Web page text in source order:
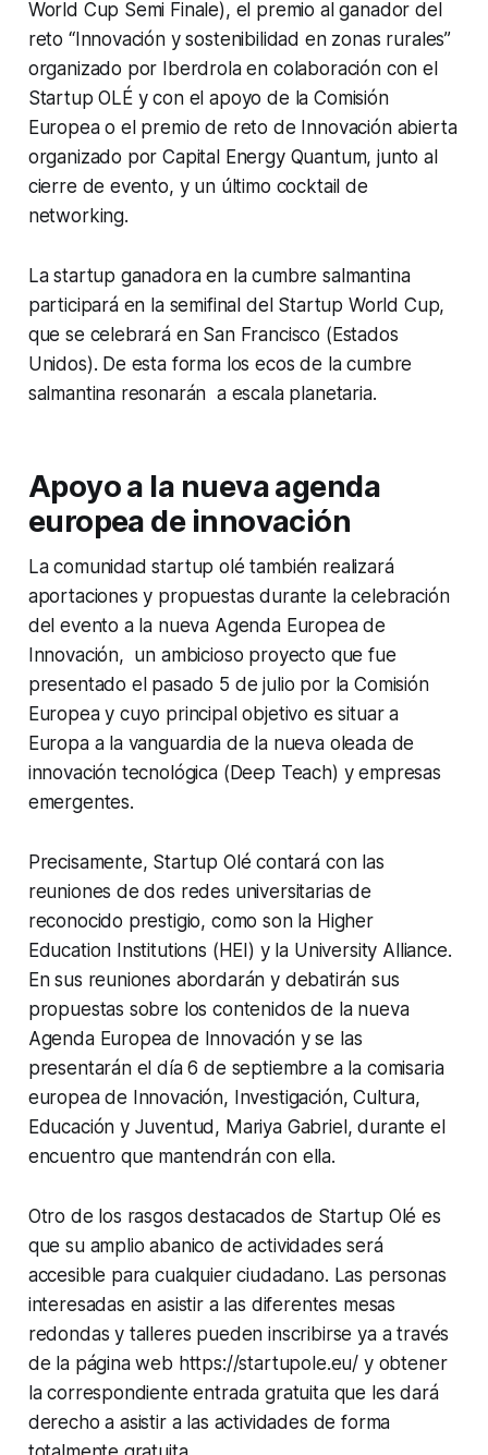
World Cup Semi Finale), el premio al ganador del
reto “Innovación y sostenibilidad en zonas rurales”
organizado por Iberdrola en colaboración con el
Startup OLÉ y con el apoyo de la Comisión
Europea o el premio de reto de Innovación abierta
organizado por Capital Energy Quantum, junto al
cierre de evento, y un último cocktail de
networking.
La startup ganadora en la cumbre salmantina
participará en la semifinal del Startup World Cup,
que se celebrará en San Francisco (Estados
Unidos). De esta forma los ecos de la cumbre
salmantina resonarán a escala planetaria.
Apoyo a la nueva agenda
europea de innovación
La comunidad startup olé también realizará
aportaciones y propuestas durante la celebración
del evento a la nueva Agenda Europea de
Innovación, un ambicioso proyecto que fue
presentado el pasado 5 de julio por la Comisión
Europea y cuyo principal objetivo es situar a
Europa a la vanguardia de la nueva oleada de
innovación tecnológica (Deep Teach) y empresas
emergentes.
Precisamente, Startup Olé contará con las
reuniones de dos redes universitarias de
reconocido prestigio, como son la Higher
Education Institutions (HEI) y la University Alliance.
En sus reuniones abordarán y debatirán sus
propuestas sobre los contenidos de la nueva
Agenda Europea de Innovación y se las
presentarán el día 6 de septiembre a la comisaria
europea de Innovación, Investigación, Cultura,
Educación y Juventud, Mariya Gabriel, durante el
encuentro que mantendrán con ella.
Otro de los rasgos destacados de Startup Olé es
que su amplio abanico de actividades será
accesible para cualquier ciudadano. Las personas
interesadas en asistir a las diferentes mesas
redondas y talleres pueden inscribirse ya a través
de la página web https://startupole.eu/ y obtener
la correspondiente entrada gratuita que les dará
derecho a asistir a las actividades de forma